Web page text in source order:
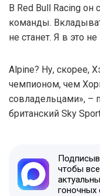
В Red Bull Racing он
команды.
не станет. Я в это
Alpine? Ну, скорее,
чемпионом, чем
совладельцами», –
британский Sky
чтобы
гоночных